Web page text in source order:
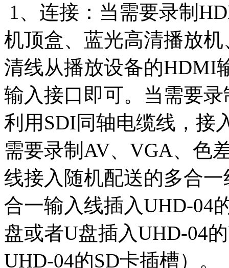
1、连接：当需要录制
机顶盒、蓝光高清播放
清线从播放设备的HDMI
输入接口即可。当需要
利用SDI同轴电缆线，接
需要录制AV、VGA、色
线接入随机配送的多合
合一输入线插入UHD-04
盘或者U盘插入UHD-04
UHD-04的SD卡插槽）。